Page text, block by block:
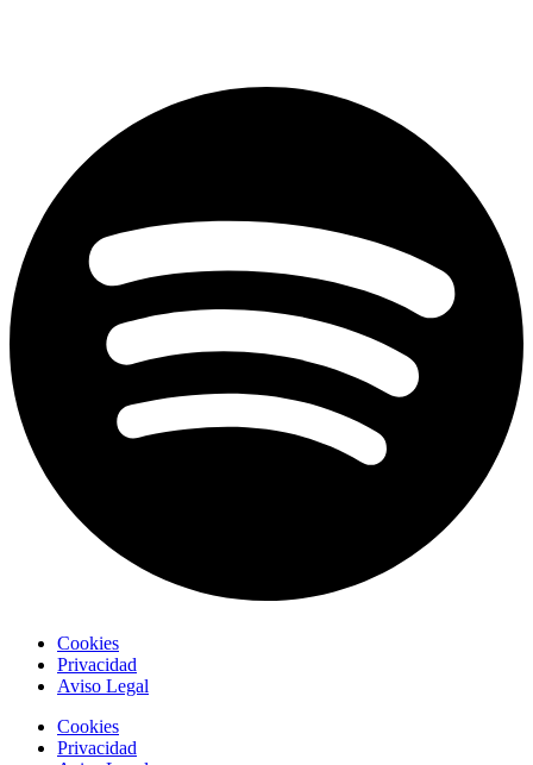
Cookies
Privacidad
Aviso Legal
Cookies
Privacidad